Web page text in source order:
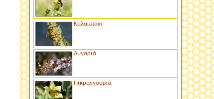
Καλαμπόκι
Λυγαριά
Πικραγγουριά